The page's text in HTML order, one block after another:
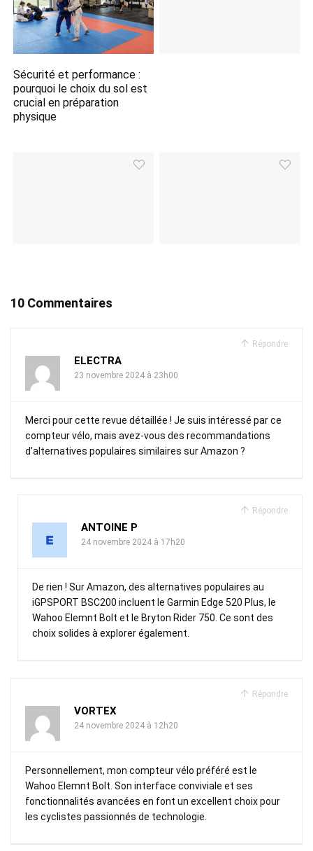
Sécurité et performance :
pourquoi le choix du sol est
crucial en préparation
physique
10 Commentaires
Répondre
ELECTRA
23 novembre 2024 à 23h00
Merci pour cette revue détaillée ! Je suis intéressé par ce
compteur vélo, mais avez-vous des recommandations
d’alternatives populaires similaires sur Amazon ?
Répondre
ANTOINE P
24 novembre 2024 à 17h20
De rien ! Sur Amazon, des alternatives populaires au
iGPSPORT BSC200 incluent le Garmin Edge 520 Plus, le
Wahoo Elemnt Bolt et le Bryton Rider 750. Ce sont des
choix solides à explorer également.
Répondre
VORTEX
24 novembre 2024 à 12h20
Personnellement, mon compteur vélo préféré est le
Wahoo Elemnt Bolt. Son interface conviviale et ses
fonctionnalités avancées en font un excellent choix pour
les cyclistes passionnés de technologie.